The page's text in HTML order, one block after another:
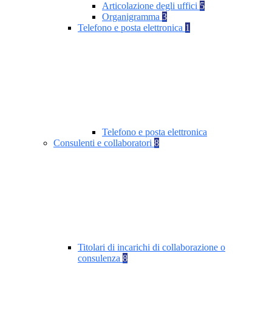
Articolazione degli uffici 5
Organigramma 3
Telefono e posta elettronica 1
Telefono e posta elettronica
Consulenti e collaboratori 8
Titolari di incarichi di collaborazione o
consulenza 8